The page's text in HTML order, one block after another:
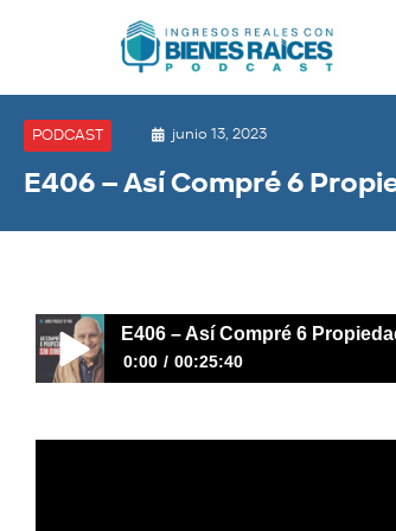
PODCAST junio 13, 2023
E406 – Así Compré 6
E406 – Así Compré 6
0:00 00:25:40